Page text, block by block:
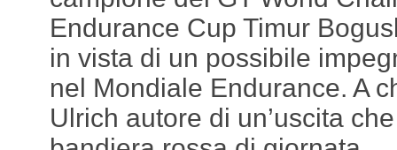
Endurance Cup Timur
in vista di un possibile
nel Mondiale Endurance. A
Ulrich autore di un’uscita